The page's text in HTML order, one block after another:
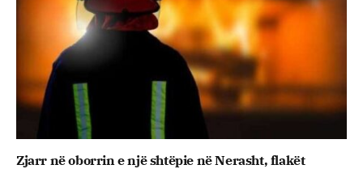
Zjarr në oborrin e një shtëpie në Nerasht, flakët